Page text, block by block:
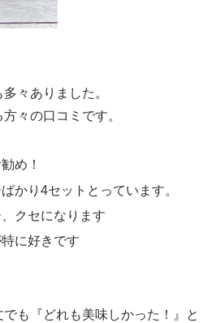
々ありました。
々の口コミです。
め！
かり4セットとっています。
クセになります
に好きです
も『どれも美味しかった！』と